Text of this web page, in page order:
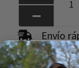
Envío
Pago